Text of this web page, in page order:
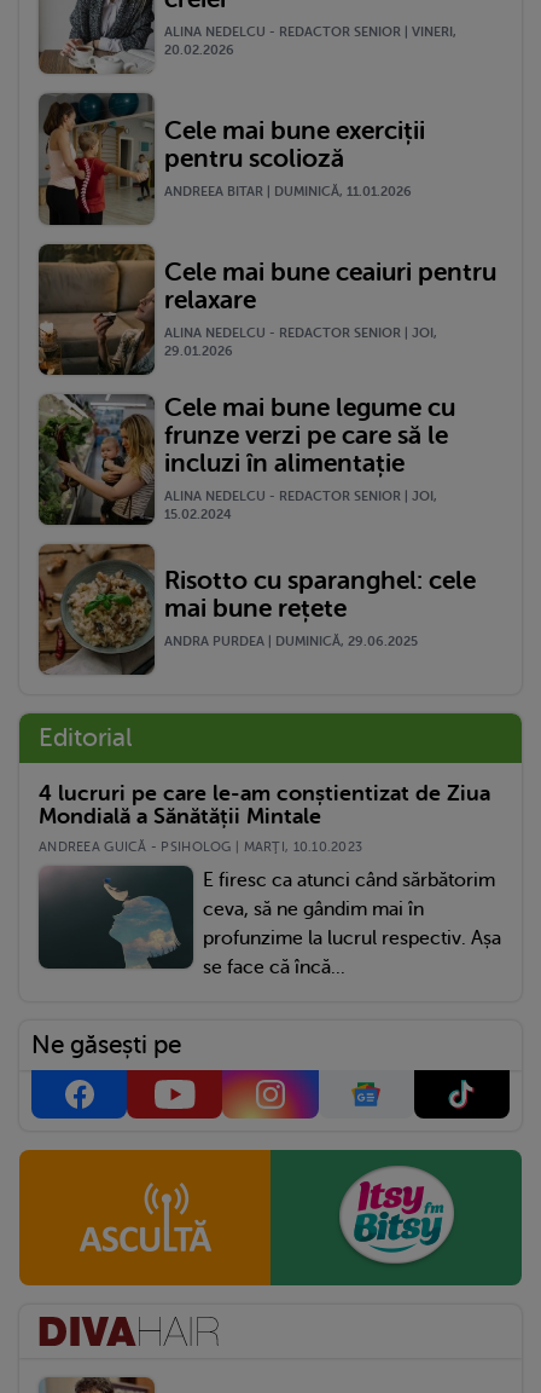
ALINA NEDELCU - REDACTOR SENIOR | VINERI,
20.02.2026
Cele mai bune exerciții
pentru scolioză
ANDREEA BITAR | DUMINICĂ, 11.01.2026
Cele mai bune ceaiuri pentru
relaxare
ALINA NEDELCU - REDACTOR SENIOR | JOI,
29.01.2026
Cele mai bune legume cu
frunze verzi pe care să le
incluzi în alimentație
ALINA NEDELCU - REDACTOR SENIOR | JOI,
15.02.2024
Risotto cu sparanghel: cele
mai bune rețete
ANDRA PURDEA | DUMINICĂ, 29.06.2025
Editorial
4 lucruri pe care le-am conștientizat de Ziua
Mondială a Sănătății Mintale
ANDREEA GUICĂ - PSIHOLOG | MARŢI, 10.10.2023
E firesc ca atunci când sărbătorim
ceva, să ne gândim mai în
profunzime la lucrul respectiv. Așa
se face că încă...
Ne găsești pe